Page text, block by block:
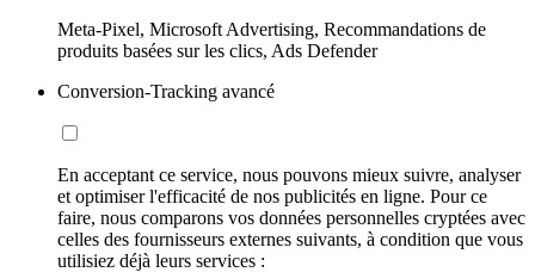
Meta-Pixel, Microsoft Advertising, Recommandations de
produits basées sur les clics, Ads Defender
Conversion-Tracking avancé
En acceptant ce service, nous pouvons mieux suivre, analyser
et optimiser l'efficacité de nos publicités en ligne. Pour ce
faire, nous comparons vos données personnelles cryptées avec
celles des fournisseurs externes suivants, à condition que vous
utilisiez déjà leurs services :